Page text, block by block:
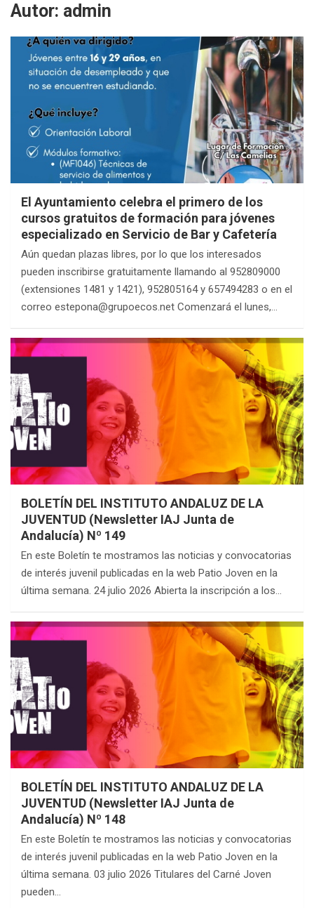
Autor: admin
El Ayuntamiento celebra el primero de los
cursos gratuitos de formación para jóvenes
especializado en Servicio de Bar y Cafetería
Aún quedan plazas libres, por lo que los interesados
pueden inscribirse gratuitamente llamando al 952809000
(extensiones 1481 y 1421), 952805164 y 657494283 o en el
correo estepona@grupoecos.net Comenzará el lunes,…
BOLETÍN DEL INSTITUTO ANDALUZ DE LA
JUVENTUD (Newsletter IAJ Junta de
Andalucía) Nº 149
En este Boletín te mostramos las noticias y convocatorias
de interés juvenil publicadas en la web Patio Joven en la
última semana. 24 julio 2026 Abierta la inscripción a los…
BOLETÍN DEL INSTITUTO ANDALUZ DE LA
JUVENTUD (Newsletter IAJ Junta de
Andalucía) Nº 148
En este Boletín te mostramos las noticias y convocatorias
de interés juvenil publicadas en la web Patio Joven en la
última semana. 03 julio 2026 Titulares del Carné Joven
pueden…